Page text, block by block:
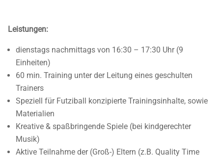
Leistungen:
dienstags nachmittags von 16:30 – 17:30 Uhr (9
Einheiten)
60 min. Training unter der Leitung eines geschulten
Trainers
Speziell für Futziball konzipierte Trainingsinhalte, sowie
Materialien
Kreative & spaßbringende Spiele (bei kindgerechter
Musik)
Aktive Teilnahme der (Groß-) Eltern (z.B. Quality Time